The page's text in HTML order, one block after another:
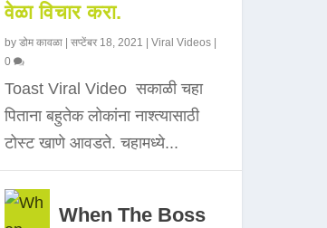
वेळा विचार करा.
by डोम कावळा| सप्टेंबर 18, 2021 Viral Videos|
0
Toast Viral Video सकाळी चहा
पिताना बहुतेक लोकांना नाश्त्यासाठी
टोस्ट खाणे आवडते. चहामध्ये...
When The Boss